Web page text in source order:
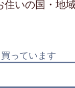
住いの国・地
っています